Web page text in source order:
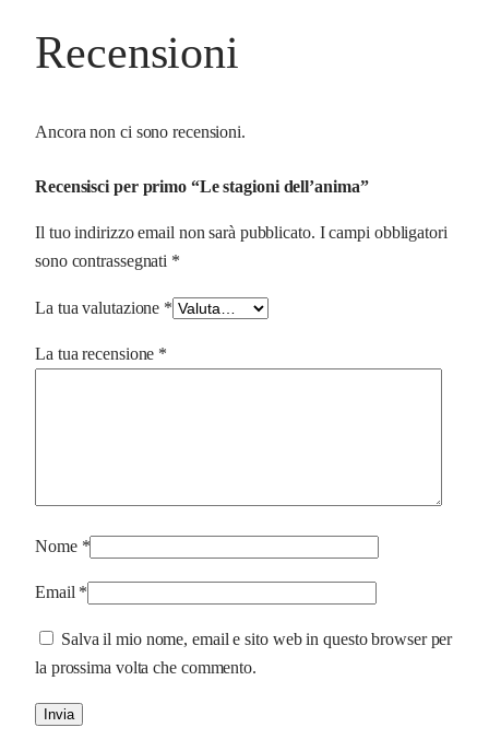
Recensioni
Ancora non ci sono recensioni.
Recensisci per primo “Le stagioni dell’anima”
Il tuo indirizzo email non sarà pubblicato. I campi obbligatori
sono contrassegnati *
La tua valutazione *
La tua recensione *
Nome *
Email *
Salva il mio nome, email e sito web in questo browser per
la prossima volta che commento.